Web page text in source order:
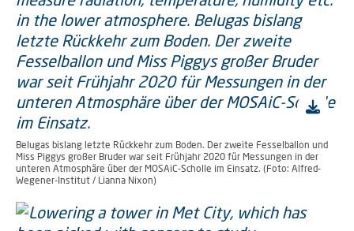
Belugas bislang letzte Rückkehr zum Boden. Der zweite Fesselballon und
Miss Piggys großer Bruder war seit Frühjahr 2020 für Messungen in der
unteren Atmosphäre über der MOSAiC-Scholle im Einsatz. (Foto: Alfred-
Wegener-Institut / Lianna Nixon)